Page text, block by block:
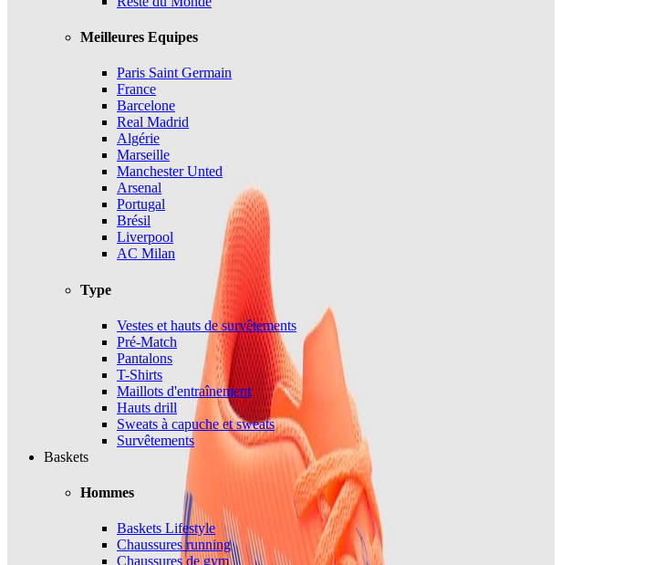
Meilleures Equipes
Paris Saint Germain
France
Barcelone
Real Madrid
Algérie
Marseille
Manchester Unted
Arsenal
Portugal
Brésil
Liverpool
AC Milan
Type
Vestes et hauts de survêtements
Pré-Match
Pantalons
T-Shirts
Maillots d'entraînement
Hauts drill
Sweats à capuche et sweats
Survêtements
Baskets
Hommes
Baskets Lifestyle
Chaussures running
Chaussures de gym